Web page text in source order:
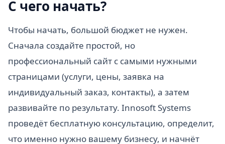
С чего начать?
Чтобы начать, большой бюджет не нужен.
Сначала создайте простой, но
профессиональный сайт с самыми нужными
страницами (услуги, цены, заявка на
индивидуальный заказ, контакты), а затем
развивайте по результату. Innosoft Systems
проведёт бесплатную консультацию, определит,
что именно нужно вашему бизнесу, и начнёт